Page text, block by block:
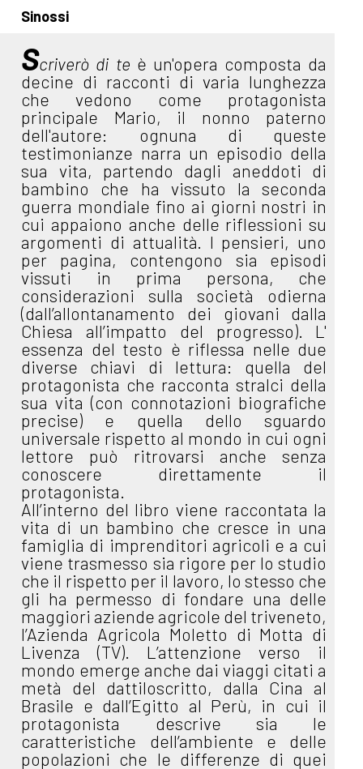
Sinossi
Scriverò di te è un'opera composta da
decine di racconti di varia lunghezza
che vedono come protagonista
principale Mario, il nonno paterno
dell'autore: ognuna di queste
testimonianze narra un episodio della
sua vita, partendo dagli aneddoti di
bambino che ha vissuto la seconda
guerra mondiale fino ai giorni nostri in
cui appaiono anche delle riflessioni su
argomenti di attualità. I pensieri, uno
per pagina, contengono sia episodi
vissuti in prima persona, che
considerazioni sulla società odierna
(dall’allontanamento dei giovani dalla
Chiesa all’impatto del progresso). L'
essenza del testo è riflessa nelle due
diverse chiavi di lettura: quella del
protagonista che racconta stralci della
sua vita (con connotazioni biografiche
precise) e quella dello sguardo
universale rispetto al mondo in cui ogni
lettore può ritrovarsi anche senza
conoscere direttamente il
protagonista.
All’interno del libro viene raccontata la
vita di un bambino che cresce in una
famiglia di imprenditori agricoli e a cui
viene trasmesso sia rigore per lo studio
che il rispetto per il lavoro, lo stesso che
gli ha permesso di fondare una delle
maggiori aziende agricole del triveneto,
l’Azienda Agricola Moletto di Motta di
Livenza (TV). L’attenzione verso il
mondo emerge anche dai viaggi citati a
metà del dattiloscritto, dalla Cina al
Brasile e dall’Egitto al Perù, in cui il
protagonista descrive sia le
caratteristiche dell’ambiente e delle
popolazioni che le differenze di quei